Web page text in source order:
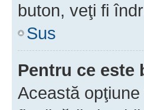
buton, veţi fi
Sus
Pentru ce
Această